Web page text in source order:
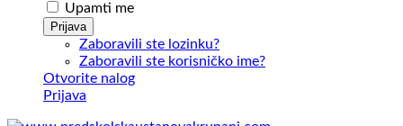
Upamti me
Prijava
Zaboravili ste lozinku?
Zaboravili ste korisničko ime?
Otvorite nalog
Prijava